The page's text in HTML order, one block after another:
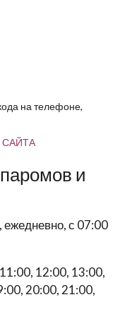
на телефоне,
и
с 07:00
12:00, 13:00,
20:00, 21:00,